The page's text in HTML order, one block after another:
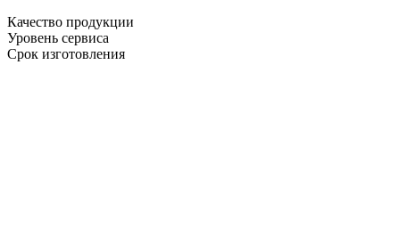
Качество продукции
Уровень сервиса
Срок изготовления